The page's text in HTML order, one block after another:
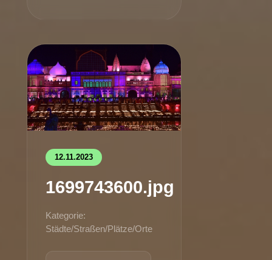
12.11.2023
1699743600.jpg
Kategorie:
Städte/Straßen/Plätze/Orte